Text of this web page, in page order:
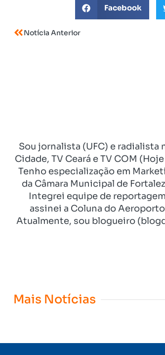
Facebook
Notícia Anterior
Sou jornalista (UFC) e radialista
Cidade, TV Ceará e TV COM
Tenho especialização em
da Câmara Municipal de
Integrei equipe de
assinei a Coluna do
Atualmente, sou blogueiro
Mais Notícias